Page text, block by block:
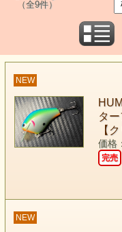
（全9件）
NEW
タ
【
価格
完売
NEW